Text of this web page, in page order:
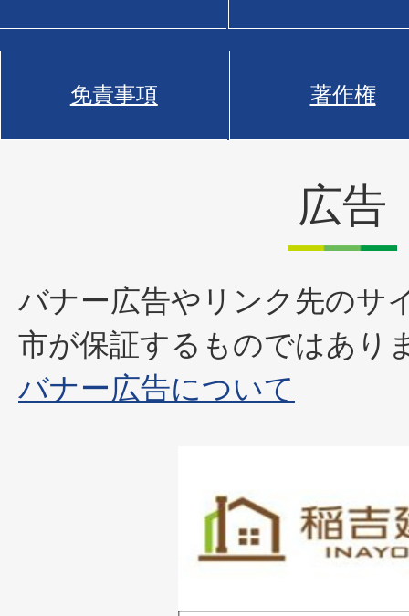
免責事項 著作権
広告
バナー広告やリンク先のサ
市が保証するものではあり
バナー広告について
枚
目